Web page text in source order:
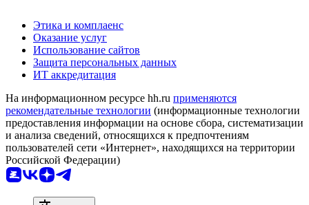
Этика и комплаенс
Оказание услуг
Использование сайтов
Защита персональных данных
ИТ аккредитация
На информационном ресурсе hh.ru применяются
рекомендательные технологии (информационные технологии
предоставления информации на основе сбора, систематизации
и анализа сведений, относящихся к предпочтениям
пользователей сети «Интернет», находящихся на территории
Российской Федерации)